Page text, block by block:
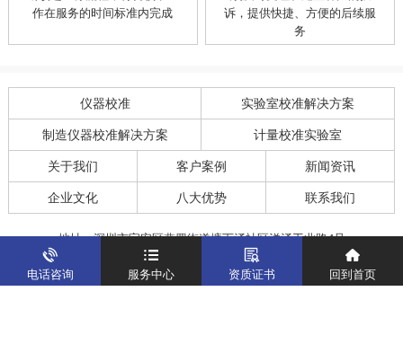
作在服务的时间标准内完成
诉，提供快捷、方便的后续服
务
仪器校准 实验室校准解决方案
制造仪器校准解决方案 计量校准实验室
关于我们 客户案例 新闻资讯
企业文化 八大优势 联系我们
地址：深圳市宝安区燕罗街道塘下涌社区洋涌工业路4号
运营地址：广东省东莞市南城区鸿福路中环财富广场7层716
版权所有：华中计量粤ICP备19031793号-2
电话咨询 服务中心 资质证书 回到首页